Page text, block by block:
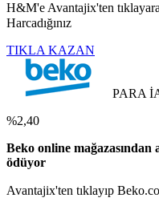
H&M'e Avantajix'ten
Harcadığınız
TIKLA KAZAN
PARA
%2,40
Beko online
ödüyor
Avantajix'ten tıklayıp